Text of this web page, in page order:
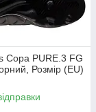
Copa PURE.3 FG
Розмір (EU)